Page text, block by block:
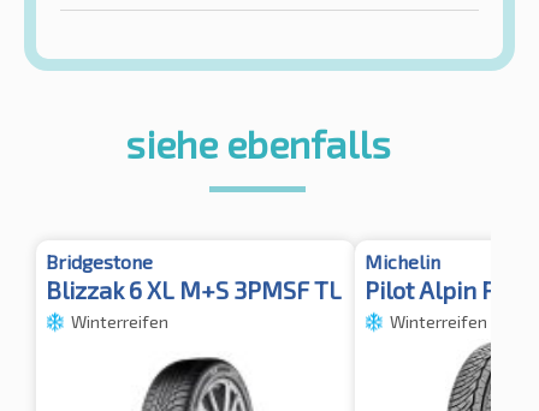
siehe ebenfalls
Bridgestone
Blizzak 6 XL M+S 3PMSF TL
Winterreifen
Michelin
Pilot Alpin PA4
Winterreifen